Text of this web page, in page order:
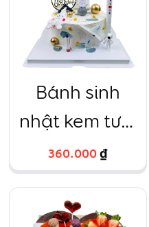
Bánh sinh
nhật kem tươi
vũ trụ trắng
360.000₫